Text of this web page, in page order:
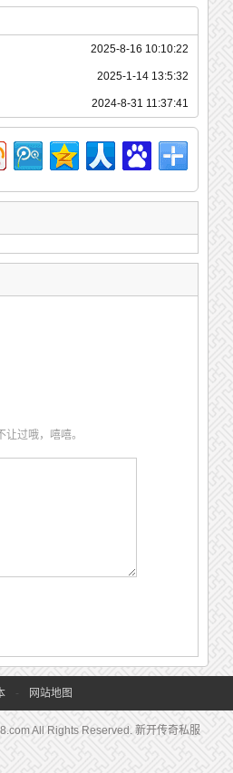
2025-8-16 10:10:22
2025-1-14 13:5:32
2024-8-31 11:37:41
让过哦，嘻嘻。
- 网站地图
All Rights Reserved. 新开传奇私服